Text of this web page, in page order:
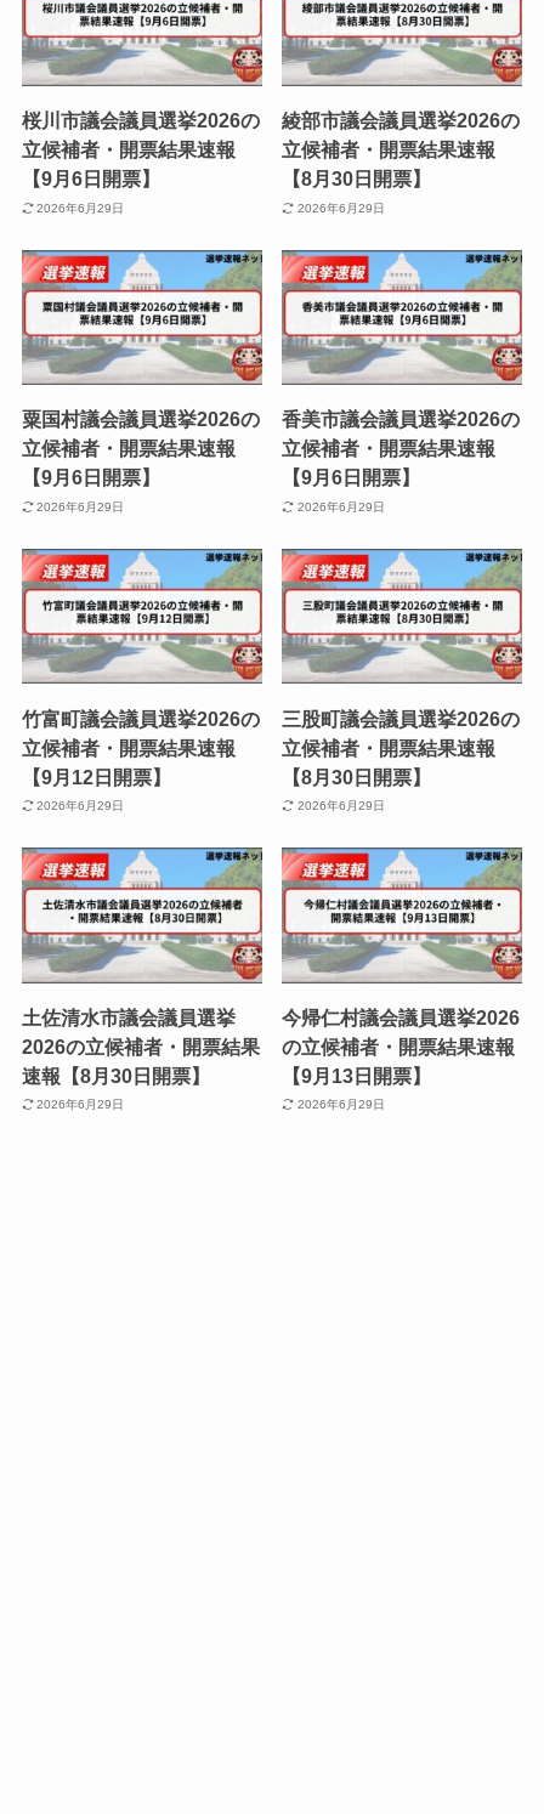
桜川市議会議員選挙2026の
立候補者・開票結果速報
【9月6日開票】
2026年6月29日
綾部市議会議員選挙2026の
立候補者・開票結果速報
【8月30日開票】
2026年6月29日
粟国村議会議員選挙2026の
立候補者・開票結果速報
【9月6日開票】
2026年6月29日
香美市議会議員選挙2026の
立候補者・開票結果速報
【9月6日開票】
2026年6月29日
竹富町議会議員選挙2026の
立候補者・開票結果速報
【9月12日開票】
2026年6月29日
三股町議会議員選挙2026の
立候補者・開票結果速報
【8月30日開票】
2026年6月29日
土佐清水市議会議員選挙
2026の立候補者・開票結果
速報【8月30日開票】
2026年6月29日
今帰仁村議会議員選挙2026
の立候補者・開票結果速報
【9月13日開票】
2026年6月29日